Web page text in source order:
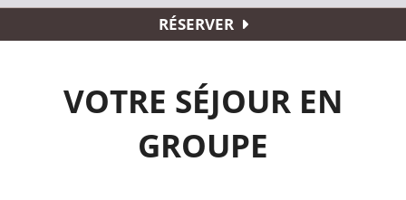
RÉSERVER
VOTRE SÉJOUR EN
GROUPE